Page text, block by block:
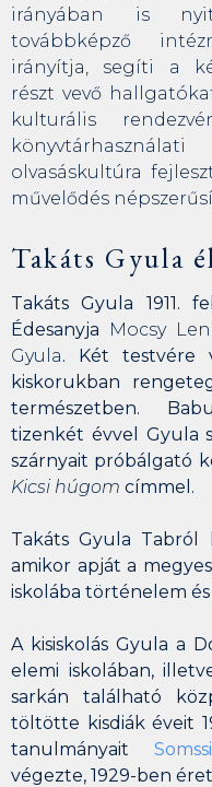
irányában is
továbbképző
irányítja, segíti a
részt vevő
kulturális
olvasáskultúra
művelődés
Takáts Gyula
Takáts Gyula 1911.
Édesanyja
Mocsy
Gyula. Két testvére
kiskorukban
természetben.
tizenkét évvel Gyula
szárnyait próbálgató
Kicsi húgom címmel.
Takáts Gyula Tabról
amikor apját a
iskolába történelem
A kisiskolás Gyula a
elemi iskolában,
sarkán található
töltötte kisdiák éveit
tanulmányait
végezte, 1929-ben